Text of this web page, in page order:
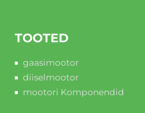
TOOTED
gaasimootor
diiselmootor
mootori Komponendid